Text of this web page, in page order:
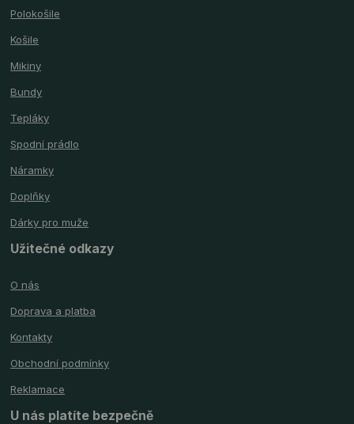
Polokošile
Košile
Mikiny
Bundy
Tepláky
Spodní prádlo
Náramky
Doplňky
Dárky pro muže
Užitečné odkazy
O nás
Doprava a platba
Kontakty
Obchodní podmínky
Reklamace
U nás platíte bezpečně